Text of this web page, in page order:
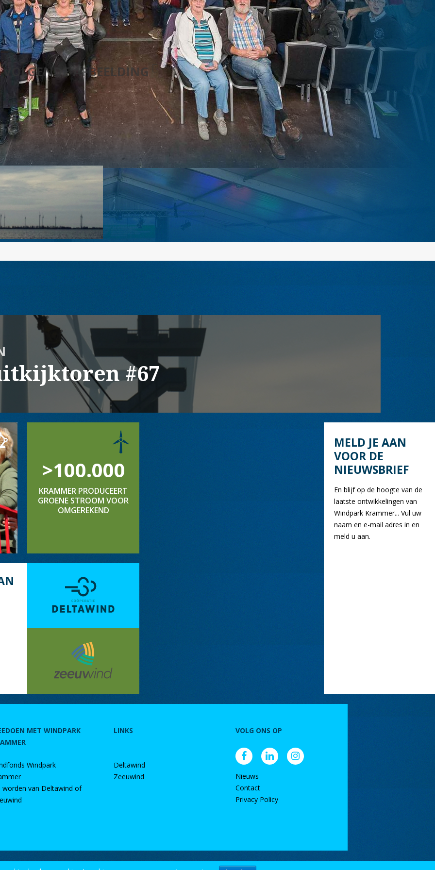
VOLGENDE AFBEELDING
#67
>100.000
KRAMMER PRODUCEERT
GROENE STROOM VOOR
OMGEREKEND
MELD JE AAN
VOOR DE
NIEUWSBRIEF
En blijf op de hoogte van de
laatste ontwikkelingen van
Windpark Krammer... Vul uw
naam en e-mail adres in en
meld u aan.
MET WINDPARK
Windpark
worden van Deltawind of
LINKS
Deltawind
Zeeuwind
VOLG ONS OP
Nieuws
Contact
Privacy Policy